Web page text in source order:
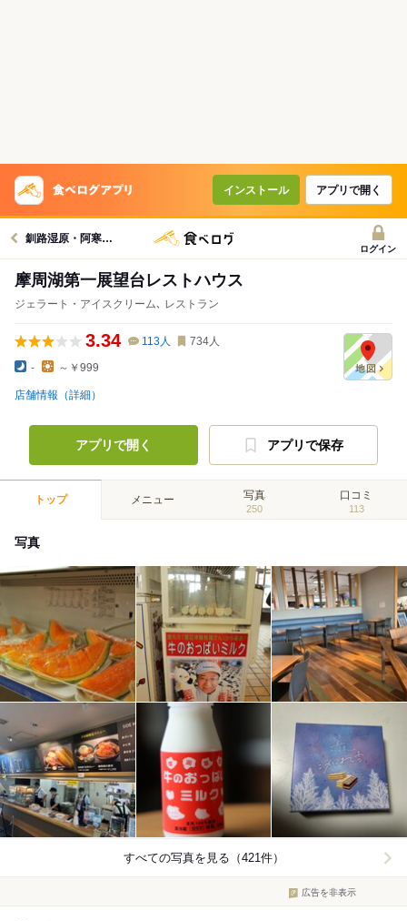
インストール アプリで開く
釧路湿原・阿寒・摩周湖周辺グルメへ
ログイン
摩周湖第一展望台レストハウス
ジェラート・アイスクリーム､ レストラン
3.34 113人 734人
- ～￥999
店舗情報（詳細）
アプリで開く アプリで保存
トップ メニュー 写真
250
口コミ
113
写真
すべての写真を見る（421件）
広告を非表示